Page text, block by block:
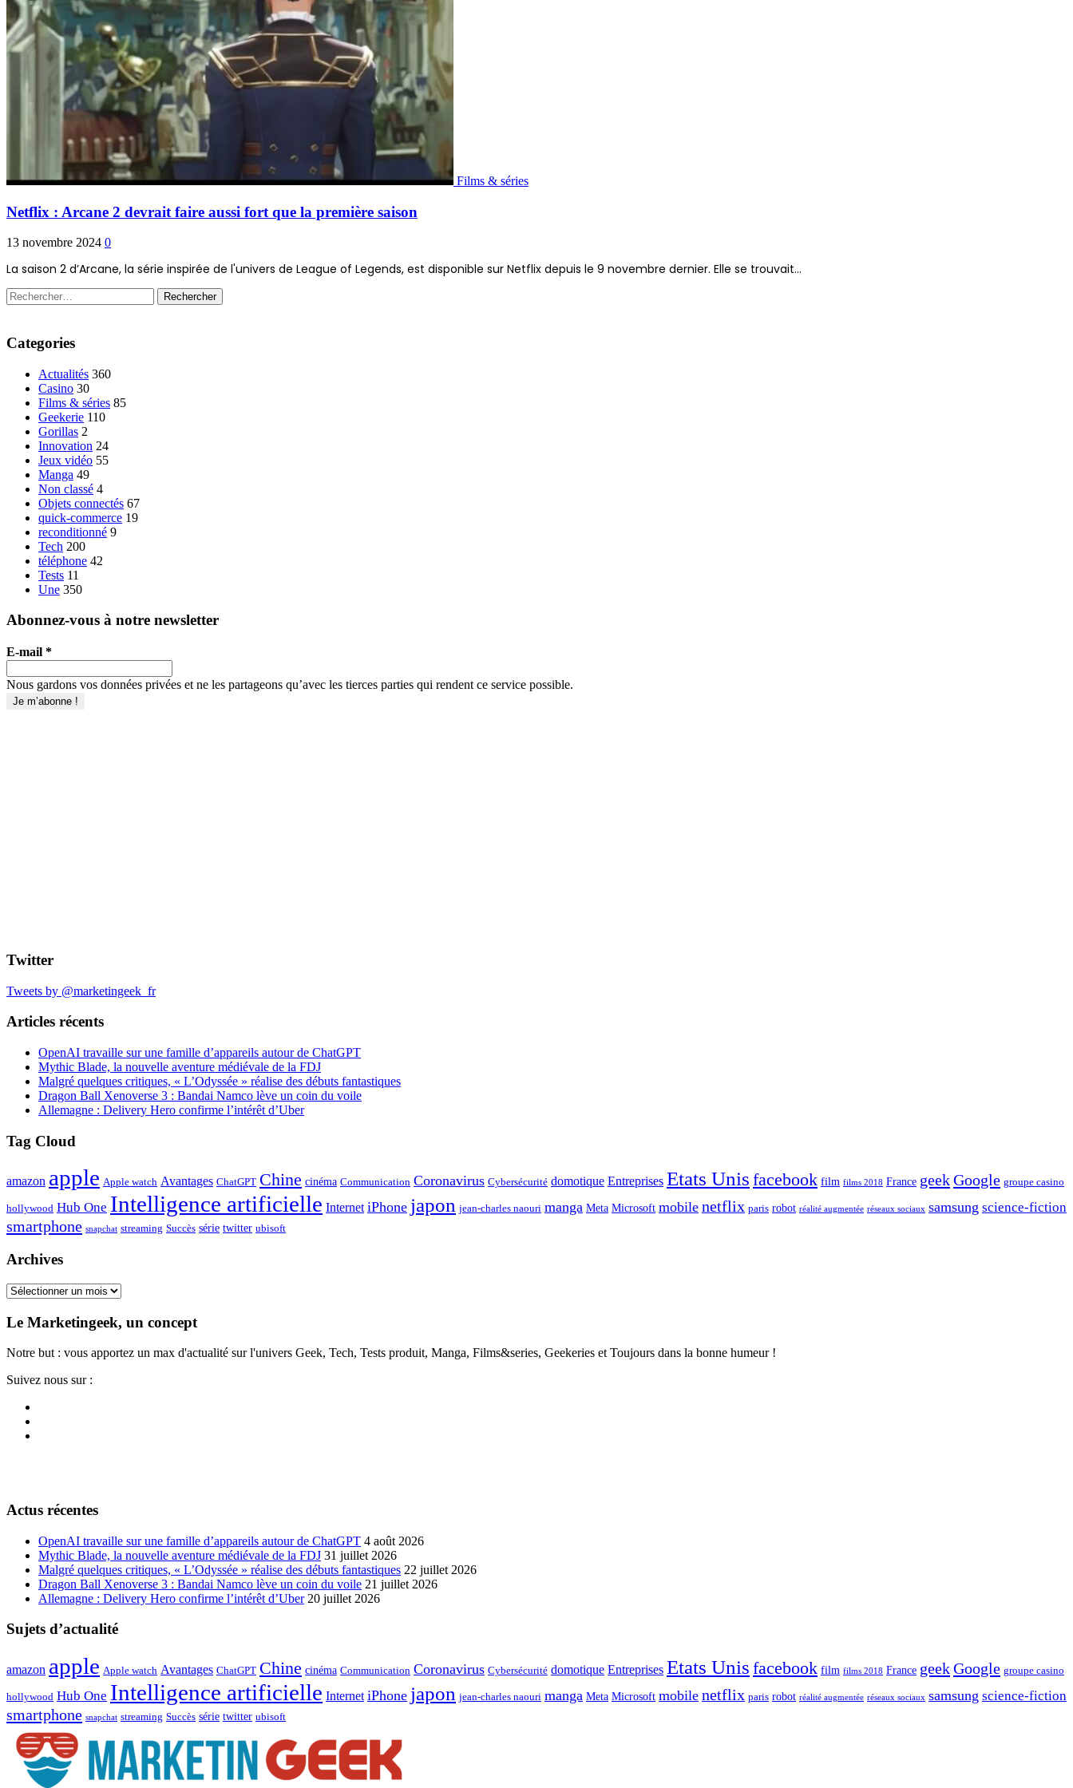
Films & séries
Netflix : Arcane 2 devrait faire aussi fort que la première saison
13 novembre 2024 0
La saison 2 d’Arcane, la série inspirée de l'univers de League of Legends, est disponible sur Netflix depuis le 9 novembre dernier. Elle se trouvait…
Rechercher :
Categories
Actualités 360
Casino 30
Films & séries 85
Geekerie 110
Gorillas 2
Innovation 24
Jeux vidéo 55
Manga 49
Non classé 4
Objets connectés 67
quick-commerce 19
reconditionné 9
Tech 200
téléphone 42
Tests 11
Une 350
Abonnez-vous à notre newsletter
E-mail *
Nous gardons vos données privées et ne les partageons qu’avec les tierces parties qui rendent ce service possible.
Twitter
Tweets by @marketingeek_fr
Articles récents
OpenAI travaille sur une famille d’appareils autour de ChatGPT
Mythic Blade, la nouvelle aventure médiévale de la FDJ
Malgré quelques critiques, « L’Odyssée » réalise des débuts fantastiques
Dragon Ball Xenoverse 3 : Bandai Namco lève un coin du voile
Allemagne : Delivery Hero confirme l’intérêt d’Uber
Tag Cloud
amazon apple Apple watch Avantages ChatGPT Chine cinéma Communication Coronavirus Cybersécurité domotique Entreprises Etats Unis facebook film films 2018 France geekGoogle groupe casino
hollywood Hub One Intelligence artificielle Internet iPhone japon jean-charles naouri manga Meta Microsoft mobile netflix paris robot réalité augmentée réseaux sociaux samsung science-fiction
smartphone snapchat streaming Succès série twitter ubisoft
Archives
Archives
Le Marketingeek, un concept
Notre but : vous apportez un max d'actualité sur l'univers Geek, Tech, Tests produit, Manga, Films&series, Geekeries et Toujours dans la bonne humeur !
Suivez nous sur :
Actus récentes
OpenAI travaille sur une famille d’appareils autour de ChatGPT 4 août 2026
Mythic Blade, la nouvelle aventure médiévale de la FDJ 31 juillet 2026
Malgré quelques critiques, « L’Odyssée » réalise des débuts fantastiques 22 juillet 2026
Dragon Ball Xenoverse 3 : Bandai Namco lève un coin du voile 21 juillet 2026
Allemagne : Delivery Hero confirme l’intérêt d’Uber 20 juillet 2026
Sujets d’actualité
amazon apple Apple watch Avantages ChatGPT Chine cinéma Communication Coronavirus Cybersécurité domotique Entreprises Etats Unis facebook film films 2018 France geekGoogle groupe casino
hollywood Hub One Intelligence artificielle Internet iPhone japon jean-charles naouri manga Meta Microsoft mobile netflix paris robot réalité augmentée réseaux sociaux samsung science-fiction
smartphone snapchat streaming Succès série twitter ubisoft